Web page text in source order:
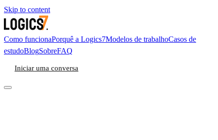
Skip to content
Como funcionaPorquê a Logics7Modelos de trabalhoCasos de
estudoBlogSobreFAQ
Iniciar uma conversa